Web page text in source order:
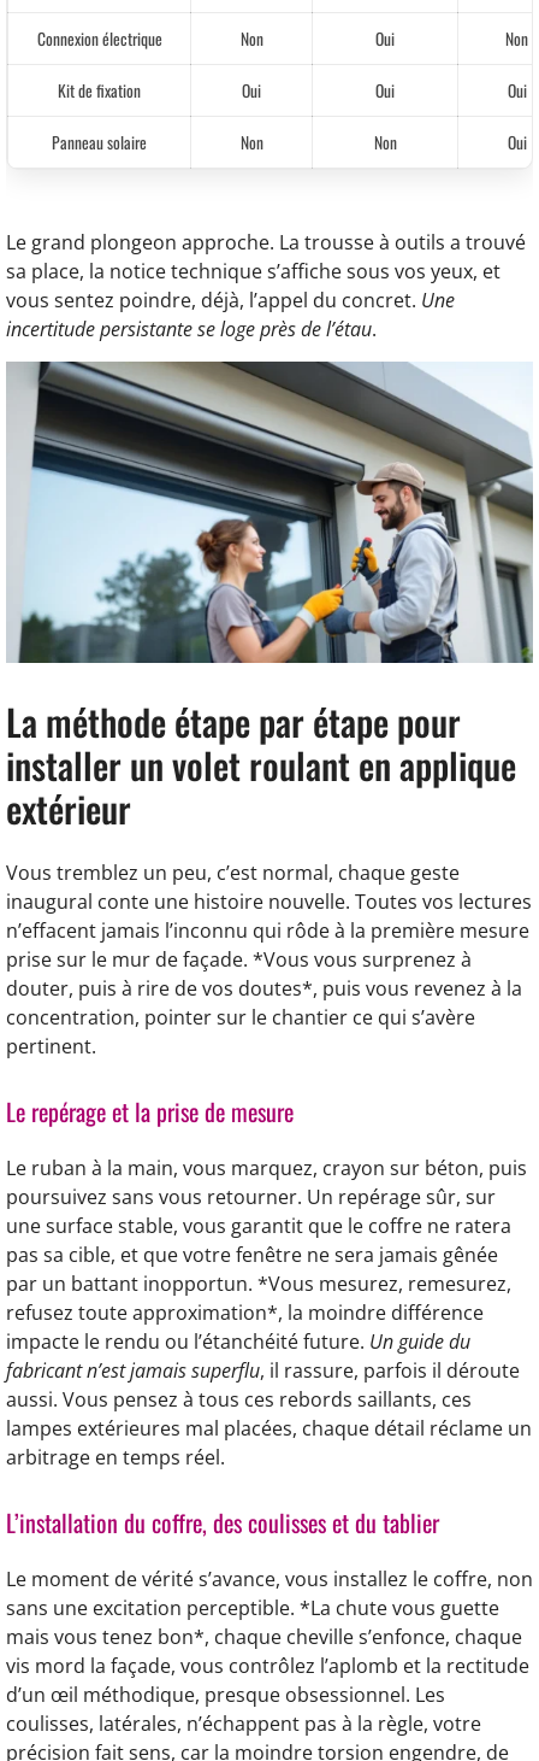
Connexion électrique Non Oui Non
Kit de fixation Oui Oui Oui
Panneau solaire Non Non Oui
Le grand plongeon approche. La trousse à outils a trouvé
sa place, la notice technique s’affiche sous vos yeux, et
vous sentez poindre, déjà, l’appel du concret. Une
incertitude persistante se loge près de l’étau.
La méthode étape par étape pour
installer un volet roulant en applique
extérieur
Vous tremblez un peu, c’est normal, chaque geste
inaugural conte une histoire nouvelle. Toutes vos lectures
n’effacent jamais l’inconnu qui rôde à la première mesure
prise sur le mur de façade. *Vous vous surprenez à
douter, puis à rire de vos doutes*, puis vous revenez à la
concentration, pointer sur le chantier ce qui s’avère
pertinent.
Le repérage et la prise de mesure
Le ruban à la main, vous marquez, crayon sur béton, puis
poursuivez sans vous retourner. Un repérage sûr, sur
une surface stable, vous garantit que le coffre ne ratera
pas sa cible, et que votre fenêtre ne sera jamais gênée
par un battant inopportun. *Vous mesurez, remesurez,
refusez toute approximation*, la moindre différence
impacte le rendu ou l’étanchéité future. Un guide du
fabricant n’est jamais superflu, il rassure, parfois il déroute
aussi. Vous pensez à tous ces rebords saillants, ces
lampes extérieures mal placées, chaque détail réclame un
arbitrage en temps réel.
L’installation du coffre, des coulisses et du tablier
Le moment de vérité s’avance, vous installez le coffre, non
sans une excitation perceptible. *La chute vous guette
mais vous tenez bon*, chaque cheville s’enfonce, chaque
vis mord la façade, vous contrôlez l’aplomb et la rectitude
d’un œil méthodique, presque obsessionnel. Les
coulisses, latérales, n’échappent pas à la règle, votre
précision fait sens, car la moindre torsion engendre, de